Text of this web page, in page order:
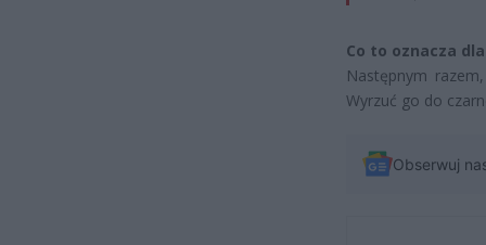
Co to oznacza
Następnym
Wyrzuć go do
Obserwuj